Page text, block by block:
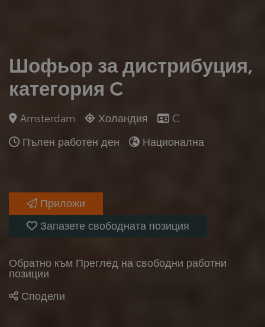
Шофьор за дистрибуция,
категория C
Amsterdam Холандия
C
Пълен работен ден
Национална
Приложи
Запазете свободната позиция
Обратно към Преглед на свободни работни
позиции
Сподели